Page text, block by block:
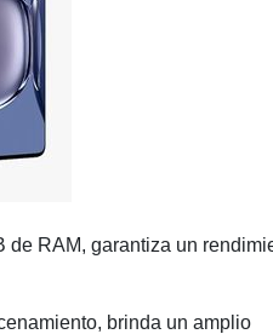
RAM, garantiza un
brinda un amplio